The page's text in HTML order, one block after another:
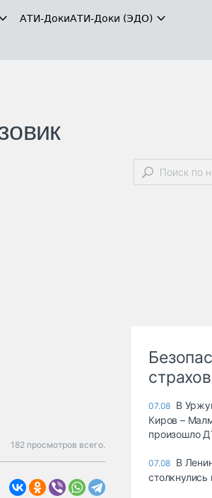
АТИ-ДокиАТИ-Доки (ЭДО)
182 просмотров всего.
07.08 В
Киров –
произошло
07.08 В
столкнулись